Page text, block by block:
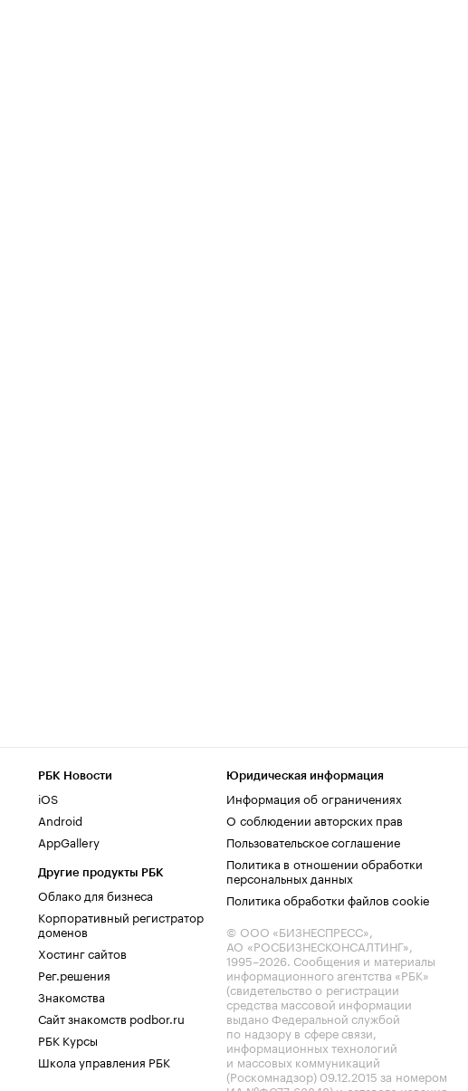
РБК Новости
iOS
Android
AppGallery
Другие продукты РБК
Облако для бизнеса
Корпоративный регистратор
доменов
Хостинг сайтов
Рег.решения
Знакомства
Сайт знакомств podbor.ru
РБК Курсы
Школа управления РБК
Юридическая информация
Информация об ограничениях
О соблюдении авторских прав
Пользовательское соглашение
Политика в отношении обработки
персональных данных
Политика обработки файлов cookie
© ООО «БИЗНЕСПРЕСС»,
АО «РОСБИЗНЕСКОНСАЛТИНГ»,
1995–2026. Сообщения и материалы
информационного агентства «РБК»
(свидетельство о регистрации
средства массовой информации
выдано Федеральной службой
по надзору в сфере связи,
информационных технологий
и массовых коммуникаций
(Роскомнадзор) 09.12.2015 за номером